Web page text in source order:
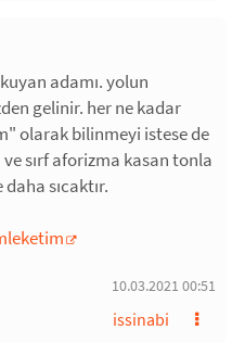
adamı. yolun
gelinir. her ne kadar
olarak bilinmeyi istese de
sırf aforizma kasan tonla
sıcaktır.
10.03.2021 00:51
issinabi